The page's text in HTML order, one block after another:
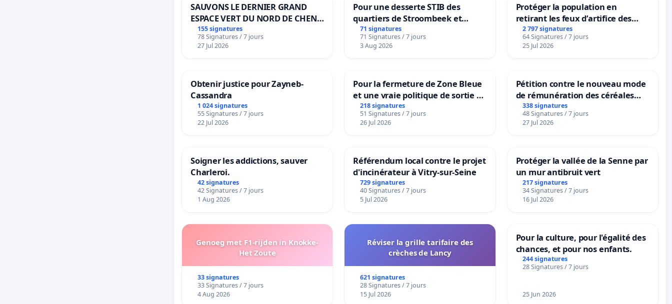
SAUVONS LE DERNIER GRAND
ESPACE VERT DU NORD DE CHENE-
BOUGERIES
155 signatures
78 Signatures / 7 jours
27 Jul 2026
Pour une desserte STIB des
quartiers de Stroombeek et
Beauval - Voor een MIVB-
bediening van de wijken
Strombeek en Het Voor
71 signatures
71 Signatures / 7 jours
3 Aug 2026
Protéger la population en
retirant les feux d’artifice des
rayons
2 797 signatures
64 Signatures / 7 jours
25 Jul 2026
Obtenir justice pour Zayneb-
Cassandra
1 024 signatures
55 Signatures / 7 jours
22 Jul 2026
Pour la fermeture de Zone Bleue
et une vraie politique de sortie de
la dépendance
218 signatures
51 Signatures / 7 jours
26 Jul 2026
Pétition contre le nouveau mode
de rémunération des céréales
panifiables de Swiss granum basé
sur la teneur en protéines
338 signatures
48 Signatures / 7 jours
27 Jul 2026
Soigner les addictions, sauver
Charleroi.
42 signatures
42 Signatures / 7 jours
1 Aug 2026
Référendum local contre le projet
d'incinérateur à Vitry-sur-Seine
729 signatures
40 Signatures / 7 jours
5 Jul 2026
Protéger la vallée de la Senne par
un mur antibruit vert
217 signatures
34 Signatures / 7 jours
16 Jul 2026
Genoeg met F1-rijden in Knokke-
Het Zoute
33 signatures
33 Signatures / 7 jours
4 Aug 2026
Réviser la grille tarifaire des
crèches de Lancy
621 signatures
28 Signatures / 7 jours
15 Jul 2026
Pour la culture, pour l'égalité des
chances, et pour nos enfants.
244 signatures
28 Signatures / 7 jours
25 Jun 2026